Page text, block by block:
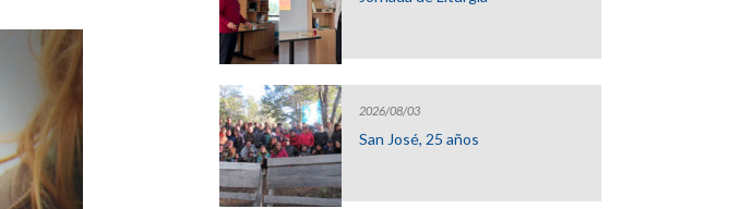
2026/08/03
San José, 25 años